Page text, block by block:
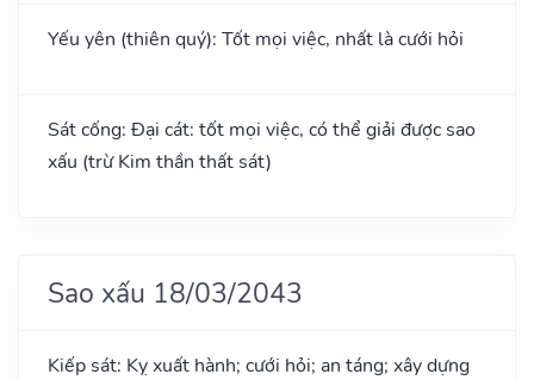
Yếu yên (thiên quý): Tốt mọi việc, nhất là cưới hỏi
Sát cống: Đại cát: tốt mọi việc, có thể giải được sao
xấu (trừ Kim thần thất sát)
Sao xấu 18/03/2043
Kiếp sát: Kỵ xuất hành; cưới hỏi; an táng; xây dựng